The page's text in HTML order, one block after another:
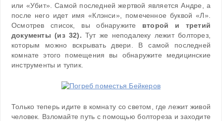
или «Убит». Самой последней жертвой является Андре, а
после него идет имя «Клэнси», помеченное буквой «Л».
Осмотрев список, вы обнаружите второй и третий
документы (из 32). Тут же неподалеку лежит болторез,
которым можно вскрывать двери. В самой последней
комнате этого помещения вы обнаружите медицинские
инструменты и тупик.
Только теперь идите в комнату со светом, где лежит живой
человек. Взломайте путь с помощью болтореза и заходите